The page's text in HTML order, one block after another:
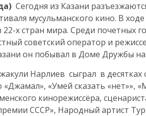
Сегодня из Казани
мусульманского кино. В
х стран мира. Среди почетных
советский оператор и
он побывал в Доме Дружбы
Нарлиев сыграл в
«Умей сказать «нет»»,
кинорежиссёра,
СССР», Народный артист